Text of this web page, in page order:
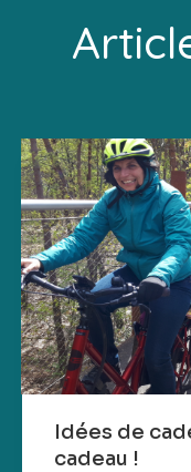
Idées de
cadeau !